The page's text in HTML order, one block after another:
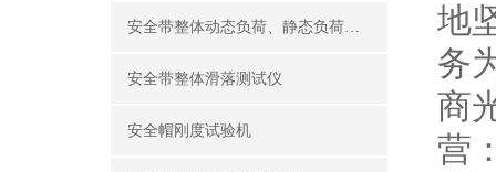
安全带整体动态负荷、静态负荷测试仪
安全带整体滑落测试仪
安全帽刚度试验机
地
务
商
营